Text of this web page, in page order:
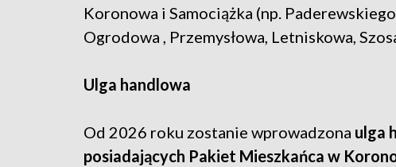
Koronowa i Samociążka (np.
Ogrodowa , Przemysłowa, Letniskowa,
Ulga handlowa
Od 2026 roku zostanie wprowadzona ulga
posiadających Pakiet Mieszkańca w